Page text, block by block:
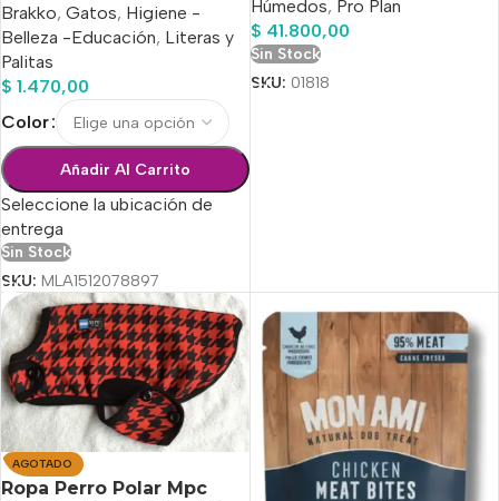
Brakko, Gatos, Higiene -
Belleza -Educación, Literas y
Palitas
$ 1.470,00
Color
Añadir Al Carrito
Seleccione la ubicación de
entrega
Sin Stock
SKU: MLA1512078897
Húmedos, Pro Plan
$ 41.800,00
Sin Stock
SKU: 01818
AGOTADO
Ropa Perro Polar Mpc